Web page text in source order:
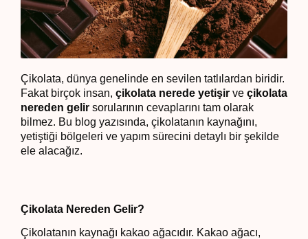
Çikolata, dünya genelinde en sevilen tatlılardan biridir.
Fakat birçok insan, çikolata nerede yetişir ve çikolata
nereden gelir sorularının cevaplarını tam olarak
bilmez. Bu blog yazısında, çikolatanın kaynağını,
yetiştiği bölgeleri ve yapım sürecini detaylı bir şekilde
ele alacağız.
Çikolata Nereden Gelir?
Çikolatanın kaynağı kakao ağacıdır. Kakao ağacı,